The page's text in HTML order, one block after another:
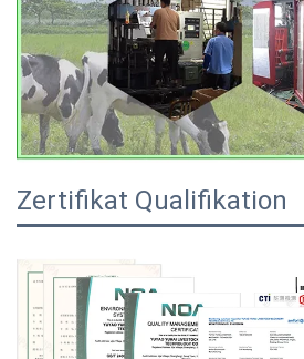
Zertifikat Qualifikation